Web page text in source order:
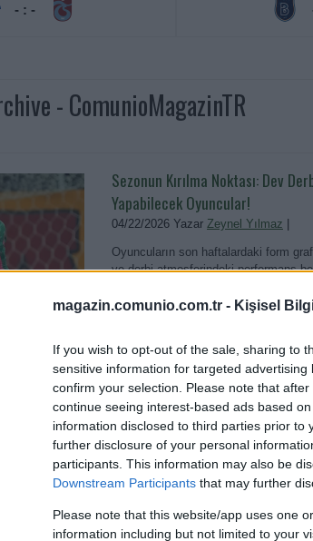
magazin.comunio.com.tr - Kişisel
If you wish to opt-out of the sale, sharing to
sensitive information for targeted
confirm your selection. Please note that
continue seeing interest-based ads based
information disclosed to third parties prior
further disclosure of your personal
participants. This information may also be
Downstream Participants that may further
Please note that this website/app uses one
information including but not limited to your
- : -
- ComunioMagazinTR
Sezonun Kırılma Noktası: Dev
Yapabilecek Oyuncular!
04/22/2026 Yazar Zeynel Yılmaz
Oyuncuların son haftalardaki form
ve derbi atmosferindeki performans
Şampiyonluk Hattının Yıldızları:
Taşıyacak İsimler!
12/03/2025 YazarZeynel Yılmaz|
Bu sezon hem sahada hem
oyuncuların performansları,
her geçen hafta daha da yükseltiyor.